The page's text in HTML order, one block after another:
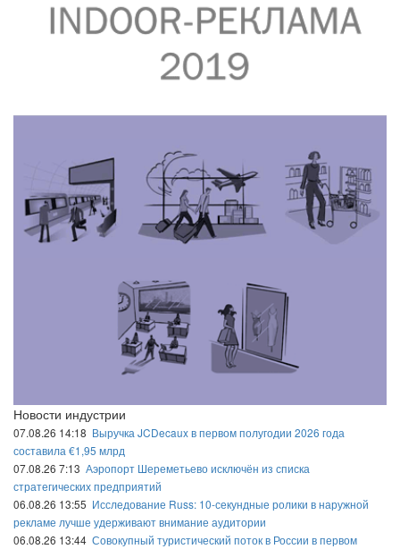
Новости индустрии
07.08.26 14:18 Выручка JCDecaux в первом полугодии 2026 года
составила €1,95 млрд
07.08.26 7:13 Аэропорт Шереметьево исключён из списка
стратегических предприятий
06.08.26 13:55 Исследование Russ: 10-секундные ролики в наружной
рекламе лучше удерживают внимание аудитории
06.08.26 13:44 Совокупный туристический поток в России в первом